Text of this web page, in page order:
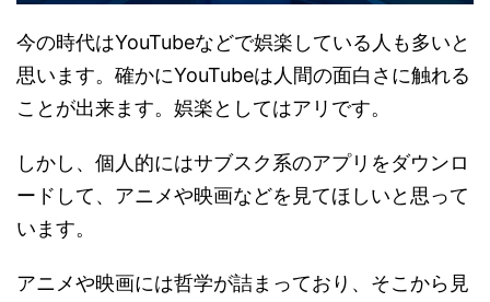
今の時代はYouTubeなどで娯楽している人も多いと
思います。確かにYouTubeは人間の面白さに触れる
ことが出来ます。娯楽としてはアリです。
しかし、個人的にはサブスク系のアプリをダウンロ
ードして、アニメや映画などを見てほしいと思って
います。
アニメや映画には哲学が詰まっており、そこから見